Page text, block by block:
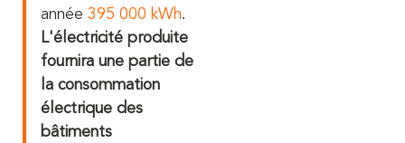
année 395 000 kWh.
L'électricité produite
fournira une partie de
la consommation
électrique des
bâtiments